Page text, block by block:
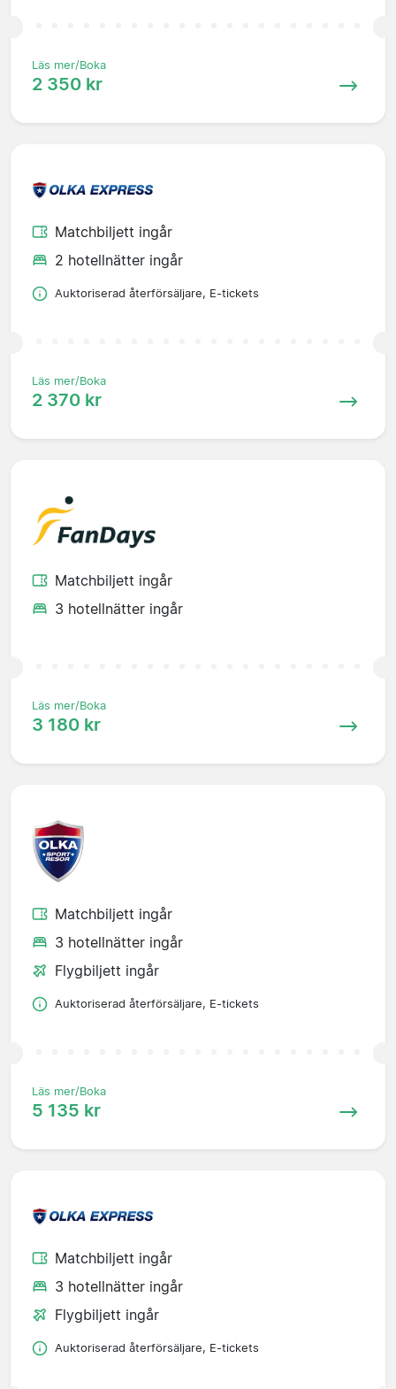
Läs mer/Boka
2 350 kr
Matchbiljett ingår
2 hotellnätter ingår
Auktoriserad återförsäljare, E-tickets
Läs mer/Boka
2 370 kr
Matchbiljett ingår
3 hotellnätter ingår
Läs mer/Boka
3 180 kr
Matchbiljett ingår
3 hotellnätter ingår
Flygbiljett ingår
Auktoriserad återförsäljare, E-tickets
Läs mer/Boka
5 135 kr
Matchbiljett ingår
3 hotellnätter ingår
Flygbiljett ingår
Auktoriserad återförsäljare, E-tickets